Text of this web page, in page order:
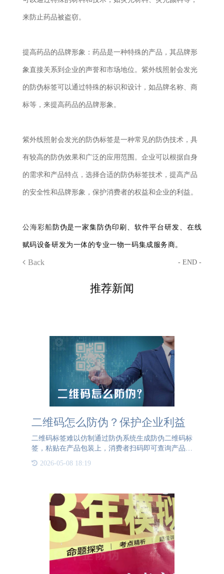
来防止药品被盗窃。
提高药品的品牌形象：药品是一种特殊的产品，其品牌形
象直接关系到企业的声誉和市场地位。紫外线照射会发光
的防伪标签可以通过特殊的标识和设计，如品牌名称、商
标等，来提高药品的品牌形象。
紫外线照射会发光的防伪标签是一种常见的防伪技术，具
有较高的防伪效果和广泛的应用范围。企业可以根据自身
的需求和产品特点，选择合适的防伪标签技术，提高产品
的安全性和品牌形象，保护消费者的权益和企业的利益。
公海彩船 防伪是一家集防伪印刷、软件平台研发、在线
赋码设备研发为一体的专业一物一码集成服务商。
Back - END -
推荐新闻
二维码怎么防伪？保护企业利益
二维码标签难以仿制通过防伪系统生成防伪二维码标
签，粘贴在产品包装上，消费者扫码即可查询产品真
签可以很好地防止产品被假冒，是一种可靠的防伪技
2026-05-08 18:19